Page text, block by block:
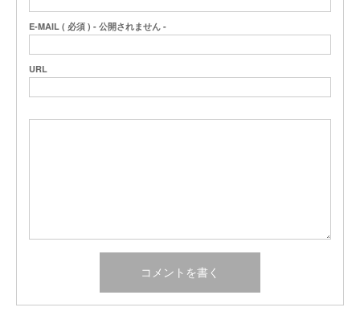
E-MAIL ( 必須 ) - 公開されません -
URL